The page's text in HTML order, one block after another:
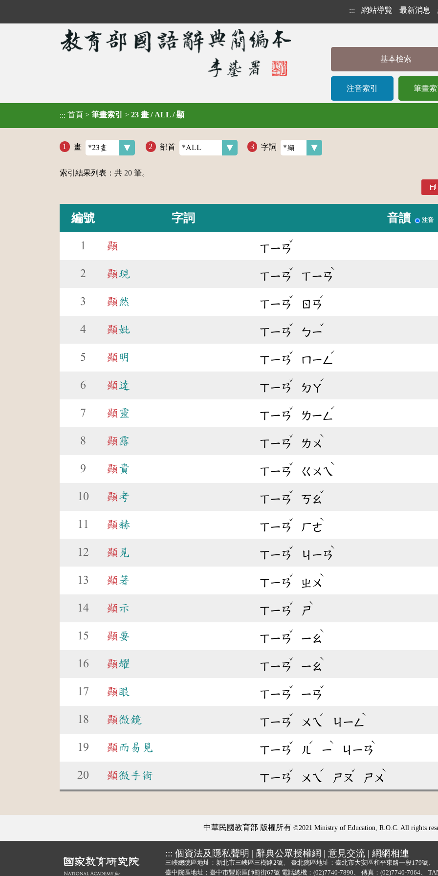
::: 網站導覽 最新消息
基本檢索
注音索引 筆畫
::: 首頁 > 筆畫索引 > 23 畫 / ALL / 顯
畫 部首 字詞
索引結果列表：共 20 筆。
編號 字詞 音讀 注音
1 顯 ㄒㄧㄢ
ˇ
2 顯現 ㄒㄧㄢ
ˇ
ㄒㄧㄢ
ˋ
3 顯 然 ㄒㄧㄢ
ˇ
ㄖㄢ
ˊ
4 顯妣 ㄒㄧㄢ
ˇ
ㄅㄧ
ˇ
5 顯 明 ㄒㄧㄢ
ˇ
ㄇㄧㄥ
ˊ
6 顯達 ㄒㄧㄢ
ˇ
ㄉㄚ
ˊ
7 顯 靈 ㄒㄧㄢ
ˇ
ㄌㄧㄥ
ˊ
8 顯 露 ㄒㄧㄢ
ˇ
ㄌㄨ
ˋ
9 顯貴 ㄒㄧㄢ
ˇ
ㄍㄨㄟ
ˋ
10 顯考 ㄒㄧㄢ
ˇ
ㄎㄠ
ˇ
11 顯赫 ㄒㄧㄢ
ˇ
ㄏㄜ
ˋ
12 顯 見 ㄒㄧㄢ
ˇ
ㄐㄧㄢ
ˋ
13 顯 著 ㄒㄧㄢ
ˇ
ㄓㄨ
ˋ
14 顯示 ㄒㄧㄢ
ˇ
ㄕ
ˋ
15 顯要 ㄒㄧㄢ
ˇ
ㄧㄠ
ˋ
16 顯耀 ㄒㄧㄢ
ˇ
ㄧㄠ
ˋ
17 顯眼 ㄒㄧㄢ
ˇ
ㄧㄢ
ˇ
18 顯微鏡 ㄒㄧㄢ
ˇ
ㄨㄟ
ˊ
ㄐㄧㄥ
ˋ
19 顯 而易見 ㄒㄧㄢ
ˇ
ㄦ
ˊ
ㄧ
ˋ
ㄐㄧㄢ
ˋ
20 顯微手術 ㄒㄧㄢ
ˇ
ㄨㄟ
ˊ
ㄕㄡ
ˇ
ㄕㄨ
ˋ
中華民國教育部 版權所有 ©2021 Ministry of Education, R.O.C. All rights
::: 個資法及隱私聲明 | 辭典公眾授權網 | 意見交流 | 網網相連
三峽總院區地址：新北市三峽區三樹路2號、
臺北院區地址：臺北市大安區和平東路一段179號、
臺中院區地址：臺中市豐原區師範街67號 電話總機： (02)7740-7890 傳真：(02)7740-7064、